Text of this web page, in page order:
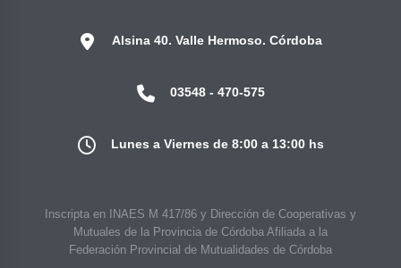
Alsina 40. Valle Hermoso. Córdoba
03548 - 470-575
Lunes a Viernes de 8:00 a 13:00 hs
Inscripta en INAES M 417/86 y Dirección de Cooperativas y
Mutuales de la Provincia de Córdoba Afiliada a la
Federación Provincial de Mutualidades de Córdoba